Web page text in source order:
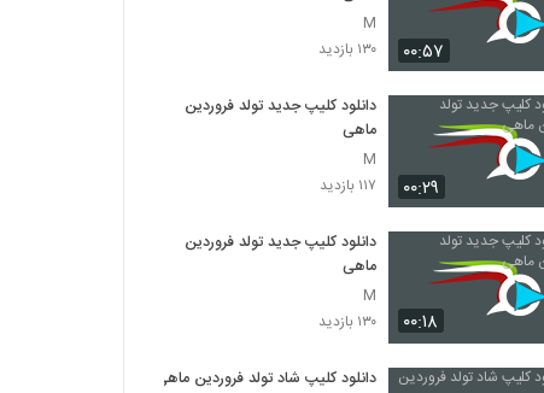
۰۰:۵۷
M
۱۳۰ بازدید
۰۰:۲۹
دانلود کلیپ جدید تولد فروردین
ماهی
M
۱۱۷ بازدید
۰۰:۱۸
دانلود کلیپ جدید تولد فروردین
ماهی
M
۱۳۰ بازدید
دانلود کلیپ شاد تولد فروردین ماهی